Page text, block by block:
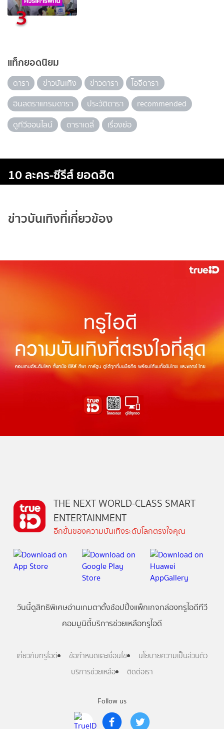
3
แท็กยอดนิยม
ดารา ข่าวบันเทิง ข่าวดารา
ไอจีดารา
อินสตราแกรมดารา
ประวัติดารา
recommended
ดูทีวีออนไลน์
ดาราเดลี่ เรื่องย่อ
10 ละคร-ซีรีส์ ยอดฮิต
ข่าวบันเทิงที่เกี่ยวข้อง
Follow us
THE NEXT WORLD-CLASS SMART
ENTERTAINMENT
อีกขั้นของความบันเทิงระดับโลกตรงใจคุณ
วันนี้ดูสิทธิพิเศษอ่านเกมตาตั้งช้อปปิ้งแพ็กเกจกล่องทรูไอดีทีวี
คอมมูนิตี้บริการช่วยเหลือทรูไอดี
เกี่ยวกับทรูไอดี ข้อกำหนดและเงื่อนไข
นโยบายความเป็นส่วนตัว
บริการช่วยเหลือ
ติดต่อเรา